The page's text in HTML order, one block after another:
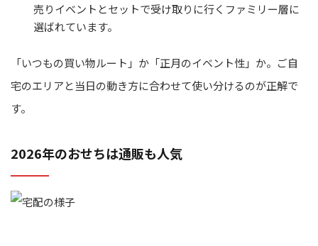
売りイベントとセットで受け取りに行くファミリー層に
選ばれています。
「いつもの買い物ルート」か「正月のイベント性」か。ご自
宅のエリアと当日の動き方に合わせて使い分けるのが正解で
す。
2026年のおせちは通販も人気